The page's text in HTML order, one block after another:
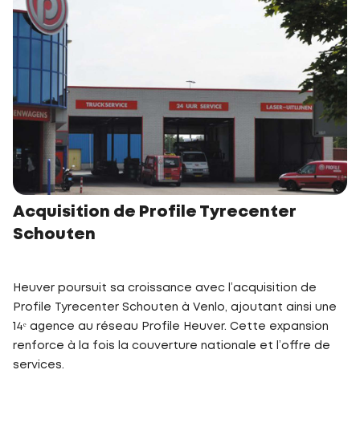
Acquisition de Profile Tyrecenter
Schouten
Heuver poursuit sa croissance avec l’acquisition de
Profile Tyrecenter Schouten à Venlo, ajoutant ainsi une
14ᵉ agence au réseau Profile Heuver. Cette expansion
renforce à la fois la couverture nationale et l’offre de
services.